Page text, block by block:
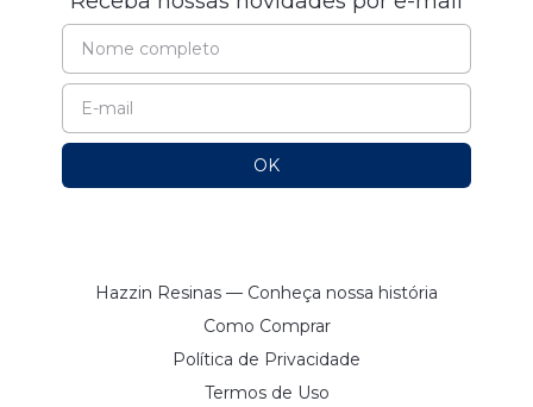
Hazzin Resinas — Conheça nossa história
Como Comprar
Política de Privacidade
Termos de Uso